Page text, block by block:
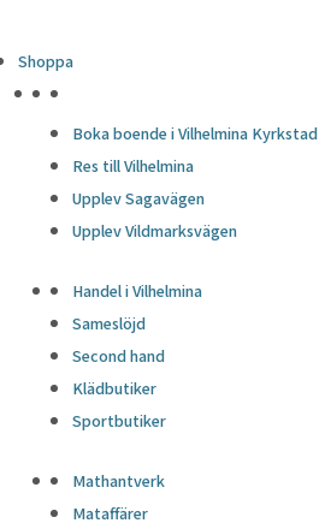
Shoppa
Boka boende i Vilhelmina Kyrkstad
Res till Vilhelmina
Upplev Sagavägen
Upplev Vildmarksvägen
Handel i Vilhelmina
Sameslöjd
Second hand
Klädbutiker
Sportbutiker
Mathantverk
Mataffärer